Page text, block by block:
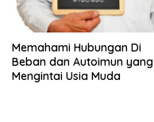
Memahami Hubungan Di
Beban dan Autoimun yang
Mengintai Usia Muda